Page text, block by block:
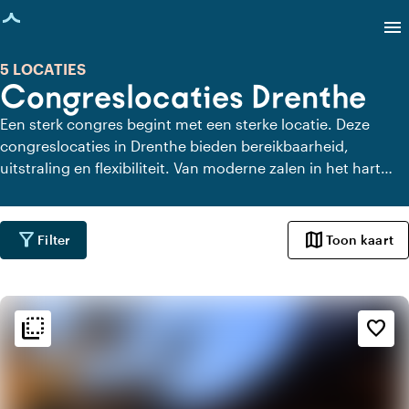
geladen
menu
Congreslocaties Drenthe
5 LOCATIES
Een sterk congres begint met een sterke locatie. Deze
congreslocaties in Drenthe bieden bereikbaarheid,
uitstraling en flexibiliteit. Van moderne zalen in het hart
je locaties waar inhoud en beleving samenkomen.
Geschikt om jouw bijeenkomst tot een succes te maken!
filter_alt Filter map Toon kaart
flip_to_back favorite_border
flip_to_back Sfeer en esthetiek
landscape
Landelijk
Modern design